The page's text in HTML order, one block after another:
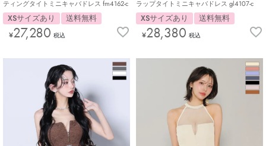
ティングタイトミニキャバドレス fm4162-c
XSサイズあり 送料無料
¥27,280 税込
ラップタイトミニキャバドレス gl4107-c
XSサイズあり 送料無料
¥28,380 税込